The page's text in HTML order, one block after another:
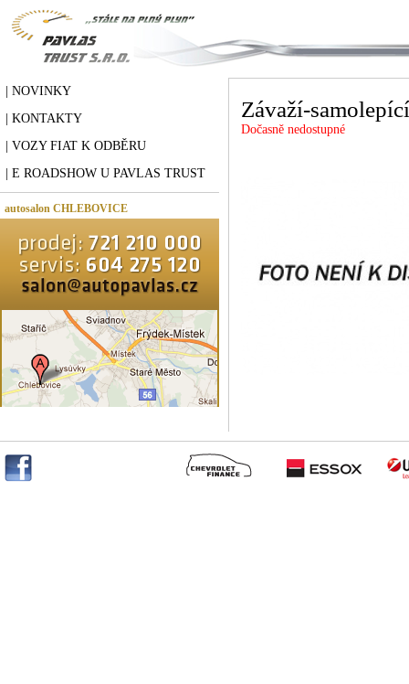
| NOVINKY
| KONTAKTY
| VOZY FIAT K ODBĚRU
| E ROADSHOW U PAVLAS TRUST
autosalon CHLEBOVICE
Závaží-
Dočasně nedostupné